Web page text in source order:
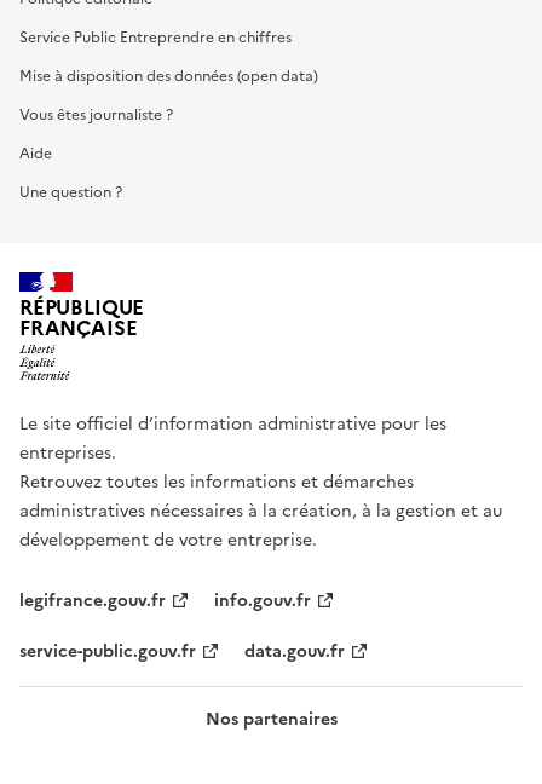
Service Public Entreprendre en chiffres
Mise à disposition des données (open data)
Vous êtes journaliste ?
Aide
Une question ?
RÉPUBLIQUE
FRANÇAISE
Le site officiel d’information administrative pour les
entreprises.
Retrouvez toutes les informations et démarches
administratives nécessaires à la création, à la gestion et au
développement de votre entreprise.
legifrance.gouv.fr
info.gouv.fr
service-public.gouv.fr
data.gouv.fr
Nos partenaires